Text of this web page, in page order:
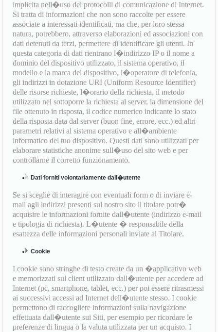
implicita nell�uso dei protocolli di comunicazione di Internet.
Si tratta di informazioni che non sono raccolte per essere
associate a interessati identificati, ma che, per loro stessa
natura, potrebbero, attraverso elaborazioni ed associazioni con
dati detenuti da terzi, permettere di identificare gli utenti. In
questa categoria di dati rientrano l�indirizzo IP o il nome a
dominio del dispositivo utilizzato, il sistema operativo, il
modello e la marca del dispositivo, l�operatore di telefonia,
gli indirizzi in dotazione URI (Uniform Resource Identifier)
delle risorse richieste, l�orario della richiesta, il metodo
utilizzato nel sottoporre la richiesta al server, la dimensione del
file ottenuto in risposta, il codice numerico indicante lo stato
della risposta data dal server (buon fine, errore, ecc.) ed altri
parametri relativi al sistema operativo e all�ambiente
informatico del tuo dispositivo. Questi dati sono utilizzati per
elaborare statistiche anonime sull�uso del sito web e per
controllarne il corretto funzionamento.
Dati forniti volontariamente dall�utente
Se si sceglie di interagire con eventuali form o di inviare e-
mail agli indirizzi presenti sul nostro sito il titolare potr�
acquisire le informazioni fornite dall�utente (indirizzo e-mail
e tipologia di richiesta). L�utente � responsabile della
esattezza delle informazioni personali inviate al Titolare.
Cookie
I cookie sono stringhe di testo create da un �applicativo web
e memorizzati sul client utilizzato dall�utente per accedere ad
Internet (pc, smartphone, tablet, ecc.) per poi essere ritrasmessi
ai successivi accessi ad Internet dell�utente stesso. I cookie
permettono di raccogliere informazioni sulla navigazione
effettuata dall�utente sui Siti, per esempio per ricordare le
preferenze di lingua o la valuta utilizzata per un acquisto. I